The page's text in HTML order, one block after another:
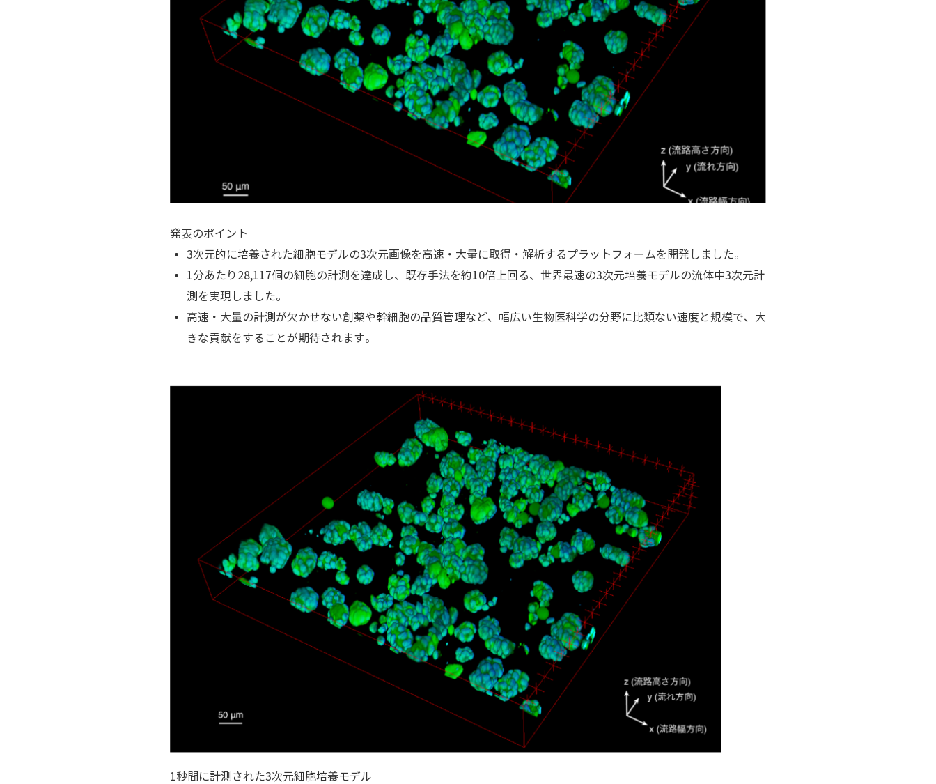
発表のポイント
3次元的に培養された細胞モデルの3次元画像を高速・大量に取得・解析するプラットフォームを開発しました。
1分あたり28,117個の細胞の計測を達成し、既存手法を約10倍上回る、世界最速の3次元培養モデルの流体中3次元計
測を実現しました。
高速・大量の計測が欠かせない創薬や幹細胞の品質管理など、幅広い生物医科学の分野に比類ない速度と規模で、大
きな貢献をすることが期待されます。
1秒間に計測された3次元細胞培養モデル